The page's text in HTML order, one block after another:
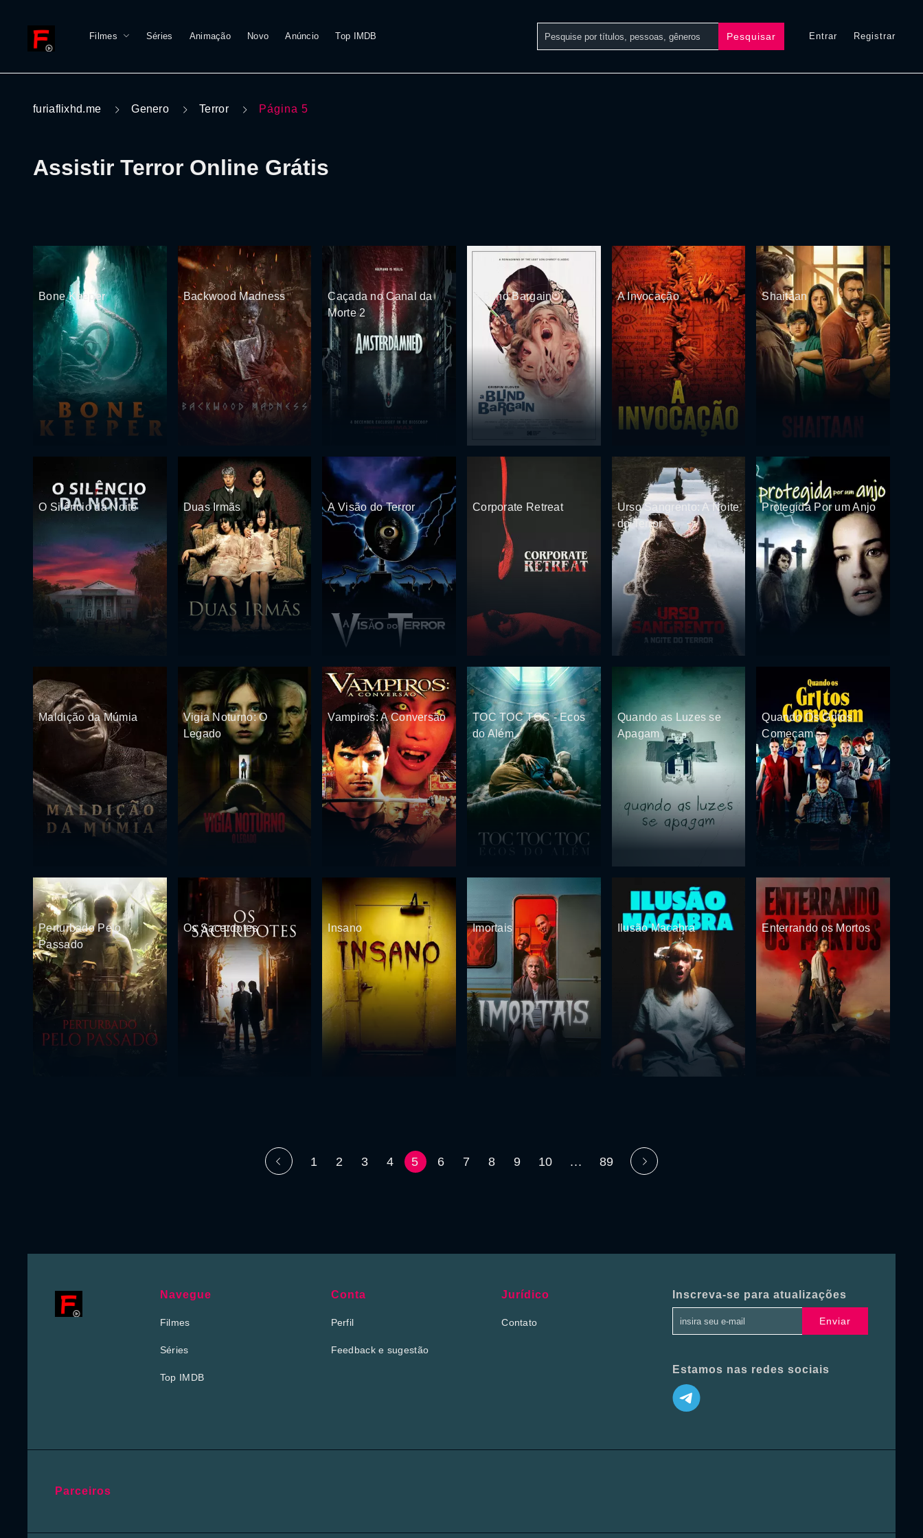
Filmes Séries Animação Novo Anúncio Top IMDB Pesquisar Entrar Registrar
furiaflixhd.me Genero Terror Página 5
Assistir Terror Online Grátis
Bone Keeper Backwood Madness
Caçada no Canal da
Morte 2
A Blind Bargain A Invocação Shaitaan
O Silêncio da Noite Duas Irmãs A Visão do Terror Corporate Retreat
Urso Sangrento: A Noite
do Terror
Protegida Por um Anjo
Maldição da Múmia
Vigia Noturno: O
Legado
Vampiros: A Conversão
TOC TOC TOC - Ecos
do Além
Quando as Luzes se
Apagam
Quando Os Gritos
Começam
Perturbado Pelo
Passado
Os Sacerdotes Insano Imortais Ilusão Macabra Enterrando os Mortos
1 2 3 4 5 6 7 8 9 10 ... 89
Navegue
Filmes
Séries
Top IMDB
Conta
Perfil
Feedback e sugestão
Jurídico
Contato
Inscreva-se para atualizações
Enviar
Estamos nas redes sociais
Parceiros